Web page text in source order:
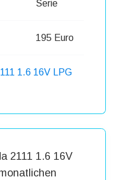
Serie
195 Euro
1.6 16V LPG
2111 1.6 16V